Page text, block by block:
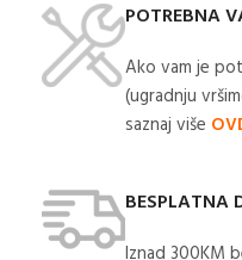
POTREBNA
Ako vam je
(ugradnju
saznaj više
BESPLATNA
Iznad 300KM